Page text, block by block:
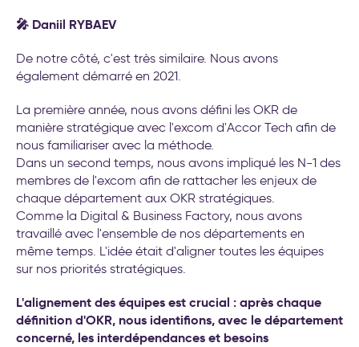
🎤 Daniil RYBAEV
De notre côté, c'est très similaire. Nous avons
également démarré en 2021.
La première année, nous avons défini les OKR de
manière stratégique avec l'excom d'Accor Tech afin de
nous familiariser avec la méthode.
Dans un second temps, nous avons impliqué les N-1 des
membres de l'excom afin de rattacher les enjeux de
chaque département aux OKR stratégiques.
Comme la Digital & Business Factory, nous avons
travaillé avec l'ensemble de nos départements en
même temps. L'idée était d'aligner toutes les équipes
sur nos priorités stratégiques.
L'alignement des équipes est crucial : après chaque
définition d'OKR, nous identifions, avec le département
concerné, les interdépendances et besoins